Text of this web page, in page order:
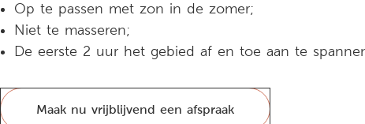
Op te passen met zon in de zomer;
Niet te masseren;
De eerste 2 uur het gebied af en toe aan te
Maak nu vrijblijvend een afspraak